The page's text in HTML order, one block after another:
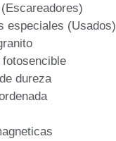
especiales (Usados)
dureza